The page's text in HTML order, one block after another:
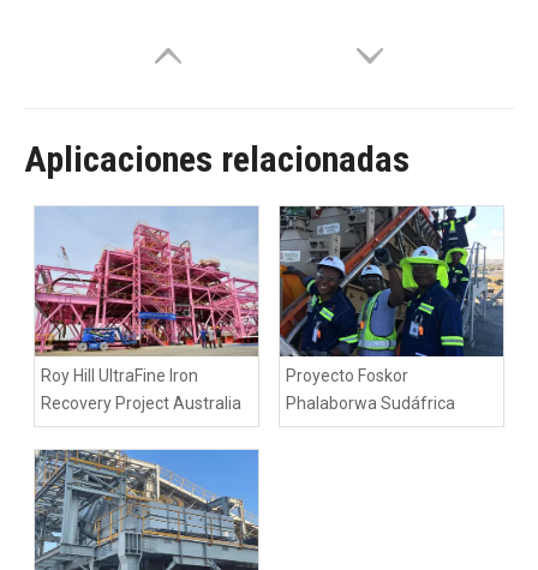
Aplicaciones relacionadas
Roy Hill UltraFine Iron
Recovery Project Australia
Proyecto Foskor
Phalaborwa Sudáfrica